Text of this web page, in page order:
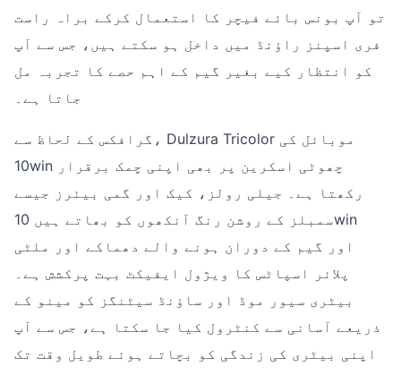
تو آپ بونس بائے فیچر کا استعمال کرکے براہ راست
فری اسپنز راؤنڈ میں داخل ہو سکتے ہیں، جس سے آپ
کو انتظار کیے بغیر گیم کے اہم حصے کا تجربہ مل
جاتا ہے۔
گرافکس کے لحاظ سے، Dulzura Tricolor موبائل کی
10win چھوٹی اسکرین پر بھی اپنی چمک برقرار
رکھتا ہے۔ جیلی رولز، کیک اور گمی بیئرز جیسے
سمبلز کے روشن رنگ آنکھوں کو بھاتے ہیں 10win
اور گیم کے دوران ہونے والے دھماکے اور ملٹی
پلائر اسپاٹس کا ویژول ایفیکٹ بہت پرکشش ہے۔
بیٹری سیور موڈ اور ساؤنڈ سیٹنگز کو مینو کے
ذریعے آسانی سے کنٹرول کیا جا سکتا ہے، جس سے آپ
اپنی بیٹری کی زندگی کو بچاتے ہوئے طویل وقت تک